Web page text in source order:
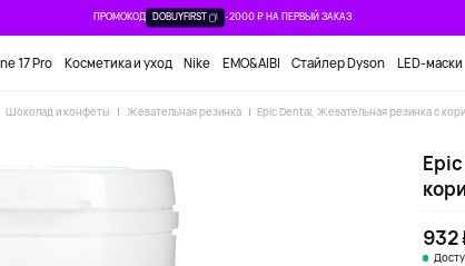
ПРОМОКОД DOBUYFIRST -2000 ₽ НА ПЕРВЫЙ ЗАКАЗ
17 Pro Косметика и уход Nike EMO&AIBI Стайлер Dyson LED-маски
Шоколад и конфеты Жевательная резинка Epic Dental, Жевательная резинка с
932